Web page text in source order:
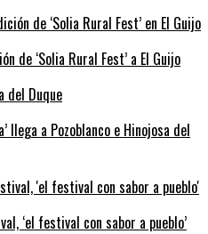
de ‘Solia Rural Fest’ a El Guijo
llega a Pozoblanco e Hinojosa del
‘el festival con sabor a pueblo’